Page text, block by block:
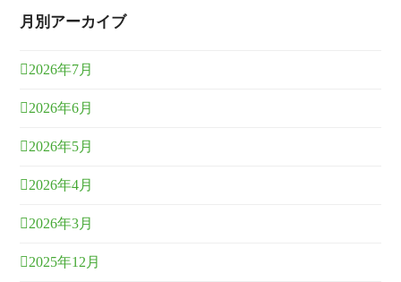
月別アーカイブ
2026年7月
2026年6月
2026年5月
2026年4月
2026年3月
2025年12月